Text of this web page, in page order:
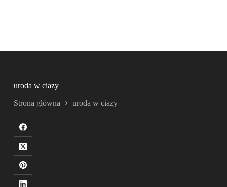
uroda w ciazy
Strona główna uroda w ciazy